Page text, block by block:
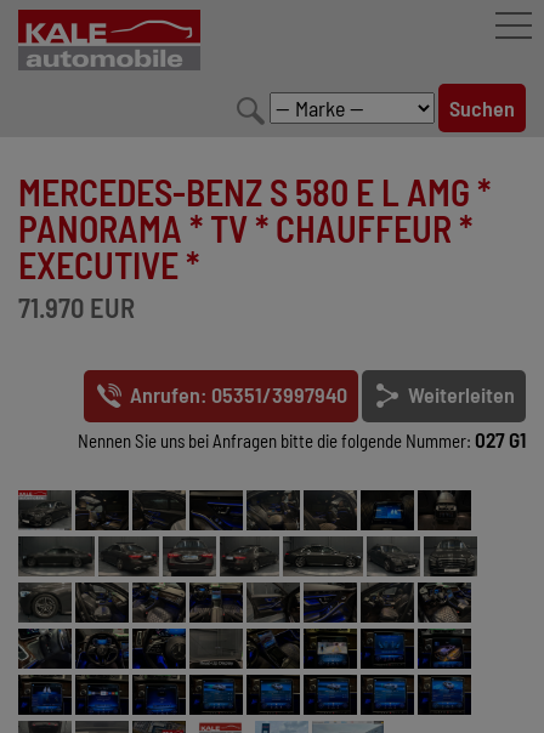
LEISTUNGEN
KONFIGURATOR
MARKENWELT
UNTERNEHMEN
KONTAKT
MERCEDES-BENZ S 580 E L AMG *
PANORAMA * TV * CHAUFFEUR *
EXECUTIVE *
71.970 EUR
Anrufen: 05351/3997940 Weiterleiten
Nennen Sie uns bei Anfragen bitte die folgende Nummer: 027 G1